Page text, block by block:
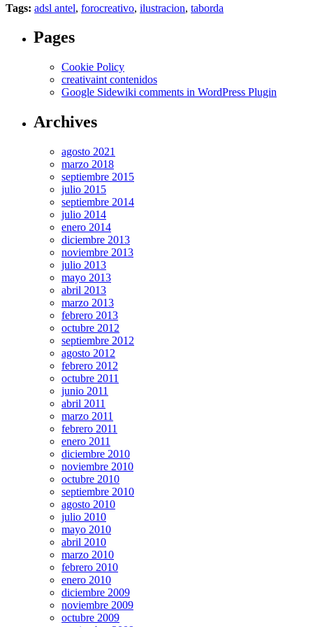
Tags: adsl antel, forocreativo, ilustracion, taborda
Pages
Cookie Policy
creativaint contenidos
Google Sidewiki comments in WordPress Plugin
Archives
agosto 2021
marzo 2018
septiembre 2015
julio 2015
septiembre 2014
julio 2014
enero 2014
diciembre 2013
noviembre 2013
julio 2013
mayo 2013
abril 2013
marzo 2013
febrero 2013
octubre 2012
septiembre 2012
agosto 2012
febrero 2012
octubre 2011
junio 2011
abril 2011
marzo 2011
febrero 2011
enero 2011
diciembre 2010
noviembre 2010
octubre 2010
septiembre 2010
agosto 2010
julio 2010
mayo 2010
abril 2010
marzo 2010
febrero 2010
enero 2010
diciembre 2009
noviembre 2009
octubre 2009